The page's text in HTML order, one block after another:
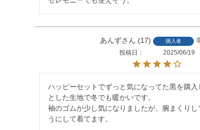
あんず 17 購入者
投稿日
2025/06/19
ハッピーセットでずっと気になってた黒を購入
とした生地で冬でも暖かいです。
袖のゴムが少し気になりましたが、腕まくりし
うにして着てます。